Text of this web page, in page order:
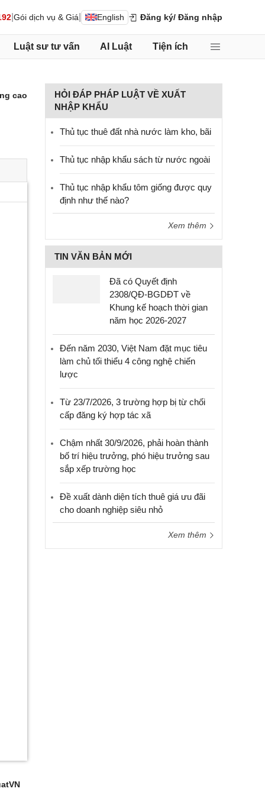
Gói dịch vụ & Giá English Đăng ký/ Đăng nhập
Luật sư tư vấn AI Luật Tiện ích
cao
HỎI ĐÁP PHÁP LUẬT VỀ XUẤT
NHẬP KHẨU
Thủ tục thuê đất nhà nước làm kho, bãi
Thủ tục nhập khẩu sách từ nước ngoài
Thủ tục nhập khẩu tôm giống được quy
định như thế nào?
Xem thêm
TIN VĂN BẢN MỚI
Đã có Quyết định
2308/QĐ-BGDĐT về
Khung kế hoạch thời gian
năm học 2026-2027
Đến năm 2030, Việt Nam đặt mục tiêu
làm chủ tối thiểu 4 công nghệ chiến
lược
Từ 23/7/2026, 3 trường hợp bị từ chối
cấp đăng ký hợp tác xã
Chậm nhất 30/9/2026, phải hoàn thành
bố trí hiệu trưởng, phó hiệu trưởng sau
sắp xếp trường học
Đề xuất dành diện tích thuê giá ưu đãi
cho doanh nghiệp siêu nhỏ
Xem thêm